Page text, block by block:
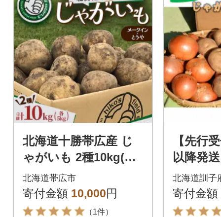
北海道十勝帯広産 じ
ゃがいも 2種10kg(メ
ークイン とうや )
北海道帯広市
寄付金額 10,000円
（1件）
【先行
以降発
じゃが
や」5kg
ット
北海道訓子
寄付金額